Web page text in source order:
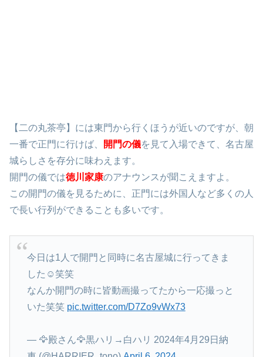
【二の丸茶亭】には東門から行くほうが近いのですが、朝
一番で正門に行けば、
開門の儀を見て入場できて、名古屋
城らしさを存分に味わえます。
開門の儀では徳川家康のアナウンスが聞こえますよ。
この開門の儀を見るために、正門には外国人など多くの人
で長い行列ができることも多いです。
今日は1人で開門と同時に名古屋城に行ってきま
した☺️笑笑
なんか開門の時に皆動画撮ってたから一応撮っと
いた笑笑 pic.twitter.com/D7Zo9vWx73
— 🦅殿さん🦅黒ハリ→白ハリ 2024年4月29日納